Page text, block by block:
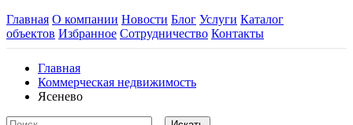
Главная О компании Новости Блог Услуги Каталог
объектов Избранное Сотрудничество Контакты
Главная
Коммерческая недвижимость
Ясенево